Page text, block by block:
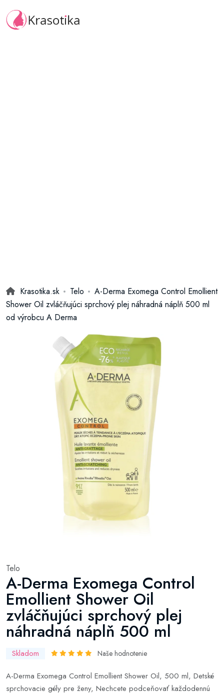
Krasotika.sk Telo
A-Derma Exomega Control Emollient
Shower Oil zvláčňujúci sprchový plej náhradná náplň 500 ml
od výrobcu A Derma
Telo
A-Derma Exomega Control
Emollient Shower Oil
zvláčňujúci sprchový plej
náhradná náplň 500 ml
Skladom Naše hodnotenie
A-Derma Exomega Control Emollient Shower Oil, 500 ml, Detské
sprchovacie gély pre ženy, Nechcete podceňovať každodennú